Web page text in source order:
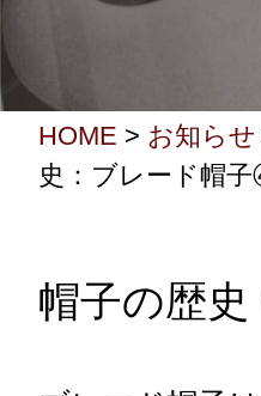
HOME > お知らせ
史：ブレード帽
帽子の歴